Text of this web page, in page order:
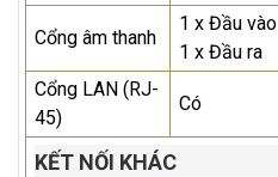
Cổng âm thanh
1 x Đầu vào
1 x Đầu ra
Cổng LAN (RJ-
45)
Có
KẾT NỐI KHÁC